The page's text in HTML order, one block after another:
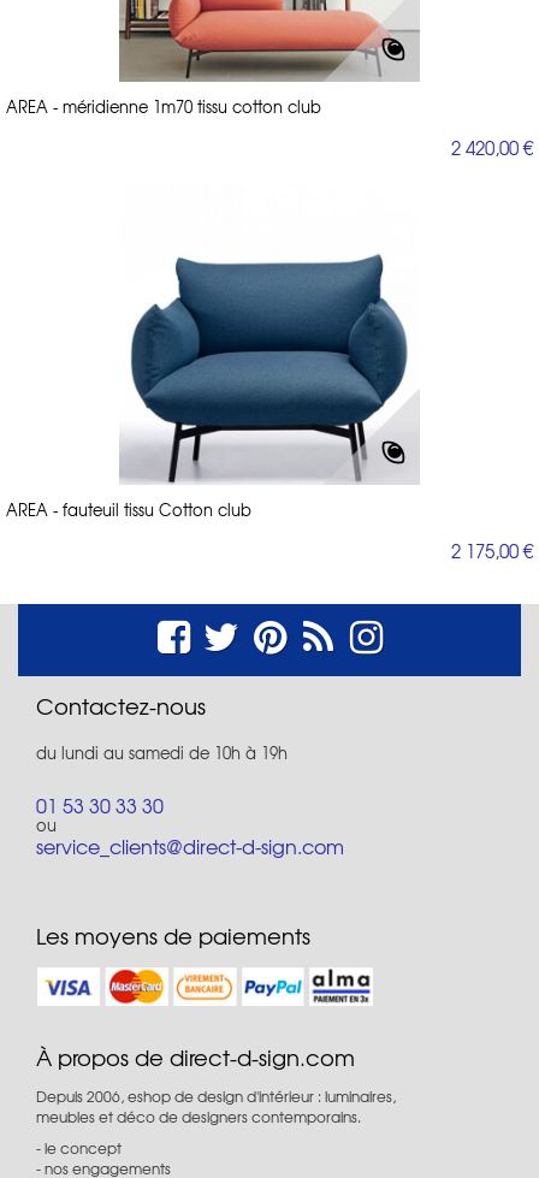
AREA - méridienne 1m70 tissu cotton club
2 420,00 €
AREA - fauteuil tissu Cotton club
2 175,00 €
Contactez-nous
du lundi au samedi de 10h à 19h
01 53 30 33 30
ou
service_clients@direct-d-sign.com
Les moyens de paiements
À propos de direct-d-sign.com
Depuis 2006, eshop de design d'intérieur : luminaires,
meubles et déco de designers contemporains.
le concept
nos engagements